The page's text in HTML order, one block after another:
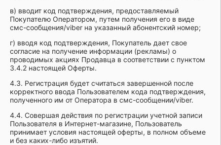
в) вводит код подтверждения, предоставляемый
Покупателю Оператором, путем получения его в виде
смс-сообщения/viber на указанный абонентский номер;
г) вводя код подтверждения, Покупатель дает свое
согласие на получение информации (рекламы) о
проводимых акциях Продавца в соответствии с пунктом
3.4.2 настоящей Оферты.
4.3. Регистрация будет считаться завершенной после
корректного ввода Пользователем кода подтверждения,
полученного им от Оператора в смс-сообщении/viber.
4.4. Совершая действия по регистрации учетной записи
Пользователя в Интернет-магазине, Пользователь
принимает условия настоящей оферты, в полном объеме
и без каких-либо изъятий.